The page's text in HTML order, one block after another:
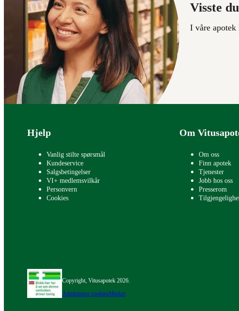
Visste
I våre
Bunntekst
Hjelp
Vanlig stilte spørsmål
Kundeservice
Salgsbetingelser
VI+ medlemsvilkår
Personvern
Cookies
Om
Om oss
Finn apotek
Tjenester
Jobb hos oss
Presserom
Copyright, Vitusapotek 2026.
Administrer cookiesMerker